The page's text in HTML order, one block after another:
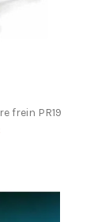
frein PR19